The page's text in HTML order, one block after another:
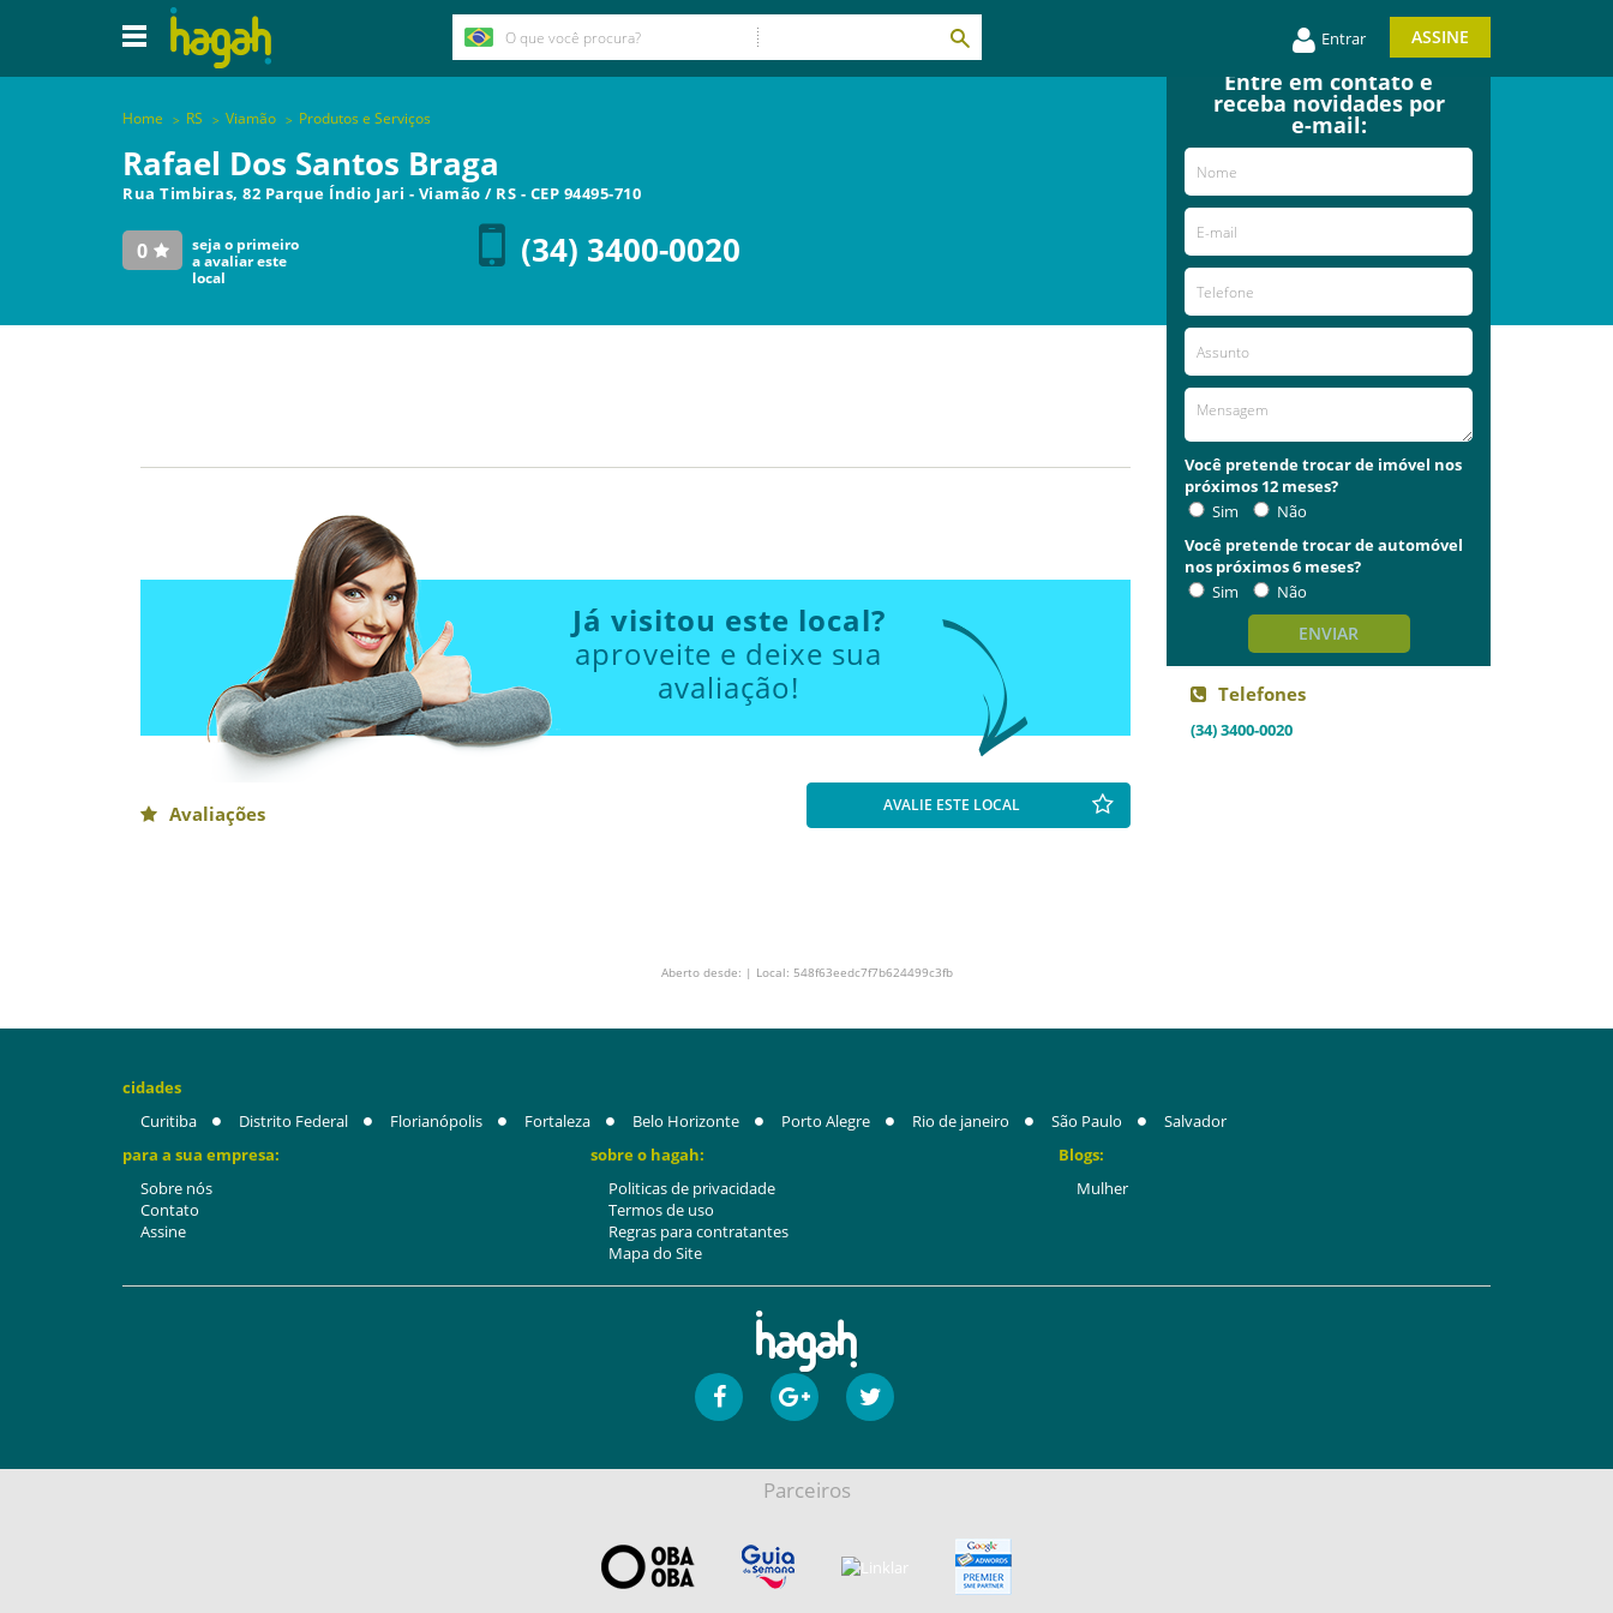
Entrar ASSINE
Home RS Viamão Produtos e Serviços
Rafael Dos Santos Braga
Rua Timbiras, 82 Parque Índio Jari - Viamão / RS - CEP 94495-710
0
seja o primeiro
a avaliar este
local
(34) 3400-0020
Já visitou este local?
aproveite e deixe sua
avaliação!
Avaliações AVALIE ESTE LOCAL
Entre em contato e
receba novidades por
e-mail:
Você pretende trocar de imóvel nos
próximos 12 meses?
Sim
Não
Você pretende trocar de automóvel
nos próximos 6 meses?
Sim
Não
ENVIAR
Telefones
(34) 3400-0020
Aberto desde: | Local: 548f63eedc7f7b624499c3fb
cidades
Curitiba
Distrito Federal Florianópolis Fortaleza Belo Horizonte Porto Alegre Rio de janeiro São Paulo
Salvador
para a sua empresa:
Sobre nós
Contato
Assine
sobre o hagah:
Politicas de privacidade
Termos de uso
Regras para contratantes
Mapa do Site
Blogs:
Mulher
Parceiros